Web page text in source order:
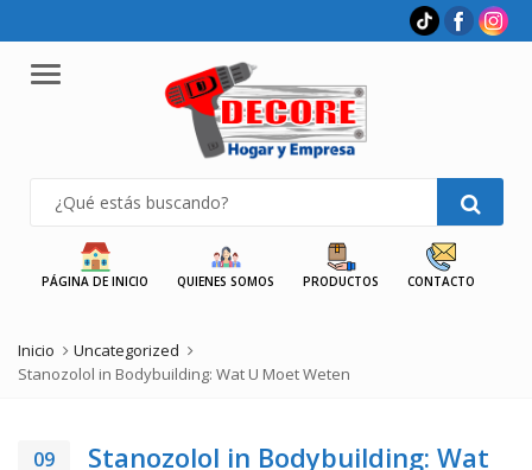
Menu
PÁGINA DE INICIO QUIENES SOMOS PRODUCTOS CONTACTO
Inicio
Uncategorized
Stanozolol in Bodybuilding: Wat U Moet Weten
09
Stanozolol in Bodybuilding: Wat